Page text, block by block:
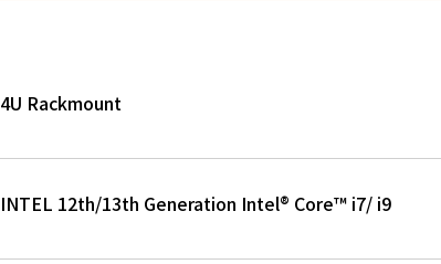
4U Rackmount
INTEL 12th/13th Generation Intel® Core™ i7/ i9